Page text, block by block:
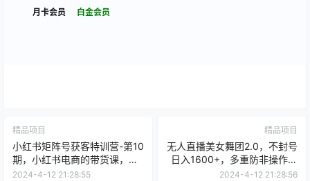
月卡会员
白金会员
精品项目
小红书矩阵号获客特训营-第10
期，小红书电商的带货课，引
流变现新商机
2024-4-12 21:28:55
精品项目
无人直播美女舞团2.0，不封号
日入1600+，多重防非操作，
实操小白可上手
2024-4-12 21:28:56